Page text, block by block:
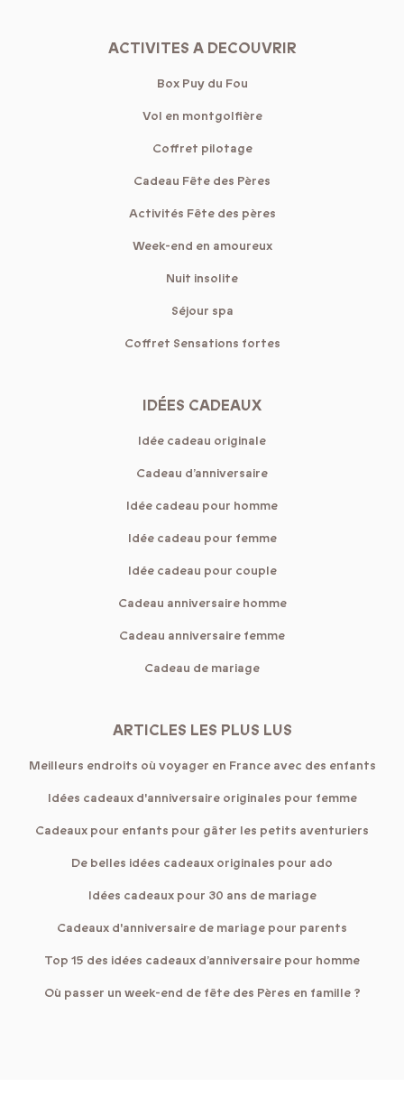
ACTIVITES A DECOUVRIR
Box Puy du Fou
Vol en montgolfière
Coffret pilotage
Cadeau Fête des Pères
Activités Fête des pères
Week-end en amoureux
Nuit insolite
Séjour spa
Coffret Sensations fortes
IDÉES CADEAUX
Idée cadeau originale
Cadeau d’anniversaire
Idée cadeau pour homme
Idée cadeau pour femme
Idée cadeau pour couple
Cadeau anniversaire homme
Cadeau anniversaire femme
Cadeau de mariage
ARTICLES LES PLUS LUS
Meilleurs endroits où voyager en France avec des enfants
Idées cadeaux d'anniversaire originales pour femme
Cadeaux pour enfants pour gâter les petits aventuriers
De belles idées cadeaux originales pour ado
Idées cadeaux pour 30 ans de mariage
Cadeaux d'anniversaire de mariage pour parents
Top 15 des idées cadeaux d’anniversaire pour homme
Où passer un week-end de fête des Pères en famille ?